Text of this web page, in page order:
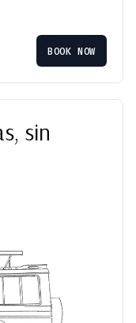
BOOK NOW
sin